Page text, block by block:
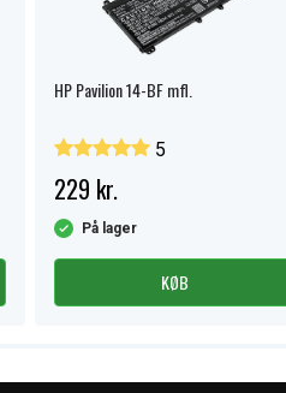
HP Pavilion 14-BF mfl.
5
229 kr.
På lager
KØB